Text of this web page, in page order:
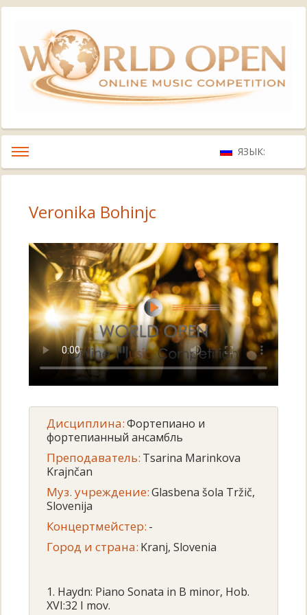
ЯЗЫК:
Veronika Bohinjc
Дисциплина:Фортепиано и
фортепианный ансамбль
Преподаватель: Tsarina Marinkova
Krajnčan
Муз. учреждение:Glasbena šola Tržič,
Slovenija
Концертмейстер: -
Город и страна: Kranj, Slovenia
1. Haydn: Piano Sonata in B minor, Hob.
XVI:32 I mov.